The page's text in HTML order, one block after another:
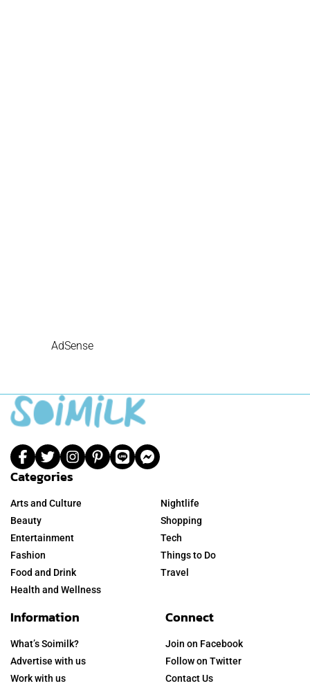
AdSense
Categories
Arts and Culture
Beauty
Entertainment
Fashion
Food and Drink
Health and Wellness
Nightlife
Shopping
Tech
Things to Do
Travel
Information
What’s Soimilk?
Advertise with us
Work with us
Connect
Join on Facebook
Follow on Twitter
Contact Us